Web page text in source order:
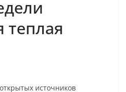
теплая
источников